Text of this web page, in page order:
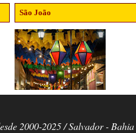
São João
2000-2025 / Salvador -